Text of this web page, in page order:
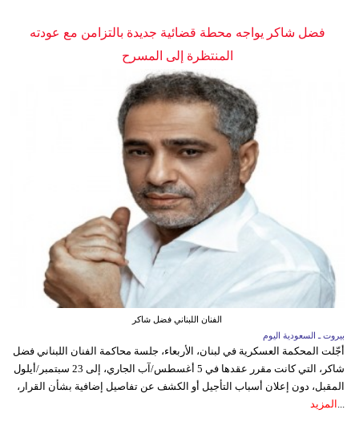
فضل شاكر يواجه محطة قضائية جديدة بالتزامن مع عودته
المنتظرة إلى المسرح
الفنان اللبناني فضل شاكر
بيروت ـ السعودية اليوم
أجّلت المحكمة العسكرية في لبنان، الأربعاء، جلسة محاكمة الفنان اللبناني فضل
شاكر، التي كانت مقرر عقدها في 5 أغسطس/آب الجاري، إلى 23 سبتمبر/أيلول
المقبل، دون إعلان أسباب التأجيل أو الكشف عن تفاصيل إضافية بشأن القرار،
المزيد